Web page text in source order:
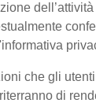
che gli
di